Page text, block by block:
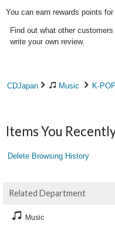
You can earn rewards points for
Find out what other
write your own review.
CDJapan Music K-POP
Items You
Delete Browsing History
Related Department
Music